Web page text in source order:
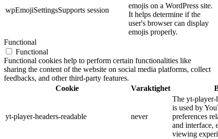
wpEmojiSettingsSupports session
emojis on a WordPress site.
It helps determine if the
user's browser can display
emojis properly.
Functional
Functional
Functional cookies help to perform certain functionalities like
sharing the content of the website on social media platforms, collect
feedbacks, and other third-party features.
Cookie
Varaktighet
yt-player-headers-readable never
The yt-player-
is used by
preferences
and interface,
viewing